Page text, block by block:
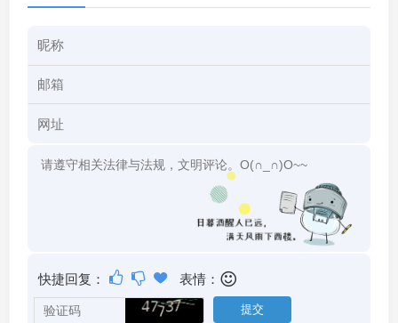
快捷回复： 表情：